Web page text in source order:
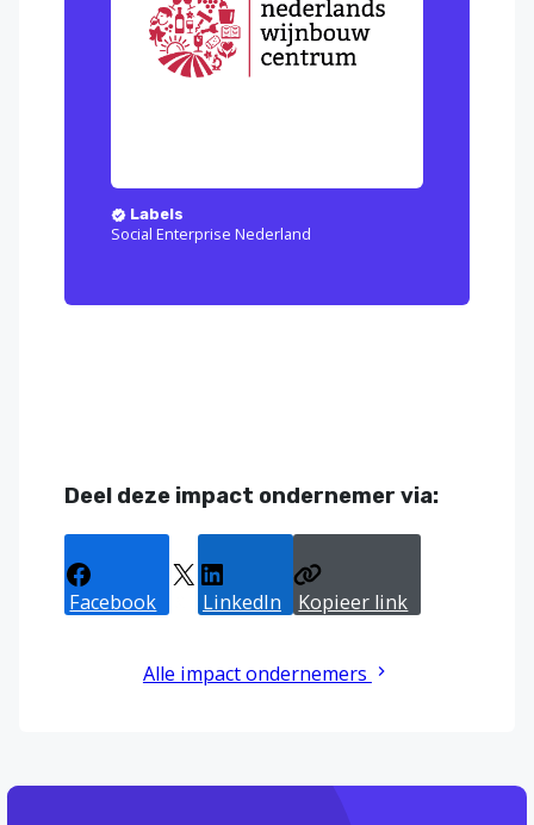
Labels
Social Enterprise Nederland
Deel deze impact ondernemer via:
Facebook LinkedIn Kopieer link
Alle impact ondernemers